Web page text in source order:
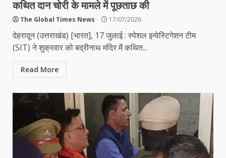
कथित दान चोरी के मामले में पूछताछ की
The Global Times News 17/07/2026
देहरादून (उत्तराखंड) [भारत], 17 जुलाई : स्पेशल इन्वेस्टिगेशन टीम
(SIT) ने शुक्रवार को बद्रीनाथ मंदिर में कथित...
Read More